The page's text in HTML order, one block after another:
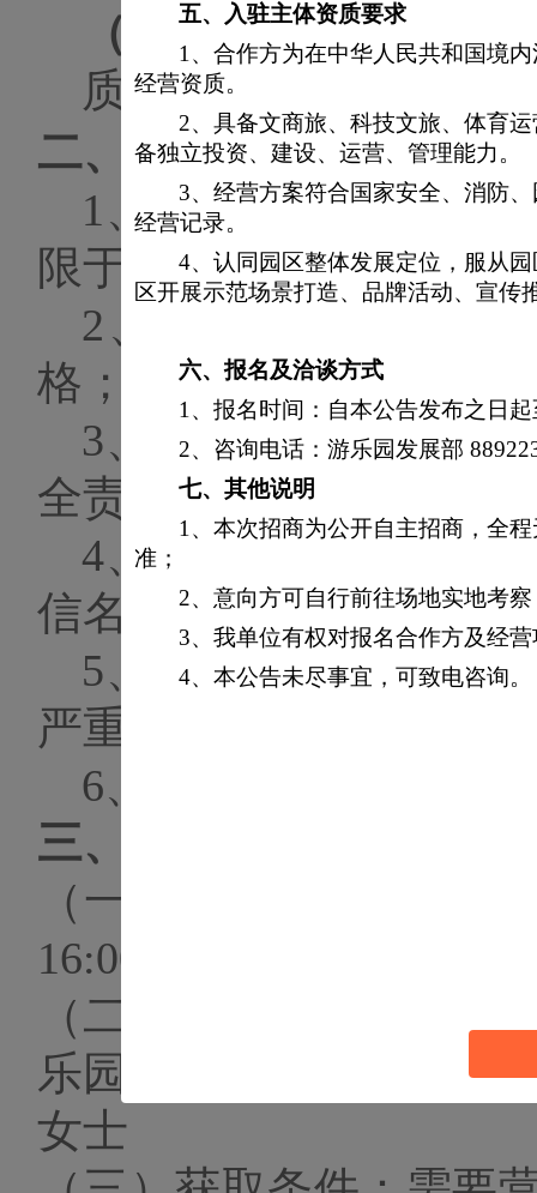
五、
入驻主体资质要求
1、合作方为在中华人民共和国境
经营资质。
2、具备文商旅、科技文旅、体育
备独立投资、建设、运营、管理能力。
3、经营方案符合国家安全、消防
经营记录。
4、认同园区整体发展定位，服从
区开展示范场景打造、品牌活动、宣传
六、报名及洽谈方式
1、报名时间：自本公告发布之日
2、咨询电话：游乐园发展部
七、其他说明
1、本次招商为公开自主招商，全
准；
2、意向方可自行前往场地实地考
3、我单位有权对报名合作方及经
4、本公告未尽事宜，可致电咨询。
（六） 质保期要求
质保期：
二、
应选单位资格要求
1、企业资质要求：
限于专营店、授权经销
2、应当具备承担本
格；
3、具备高度的安全
全责任事故；
4、经营状态良好，
信名单；
5、具备良好的企业
严重违约及重大工程质
6、本项目不接受联合
三、比选文件的获取
（一）获取时间：
16:00时；
（二）获取地址：北京
乐园采购部）
，联系方
女士